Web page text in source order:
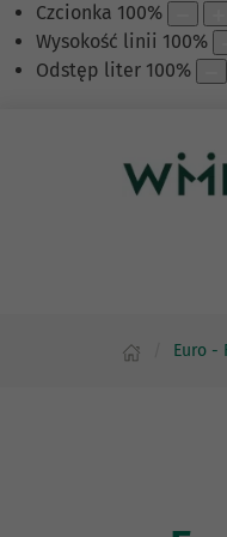
Czcionka 100%
Wysokość linii 100%
Odstęp liter 100%
Euro -